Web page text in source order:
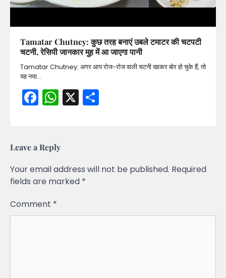
Tamatar Chutney: कुछ तरह बनाएं उबले टमाटर की चटपटी
चटनी, रेसिपी जानकार मुह में आ जाएगा पानी
Tamatar Chutney: अगर आप रोज-रोज वाली चटनी खाकर बोर हो चुके हैं, तो
यह नया…
Facebook
WhatsApp
X
Leave a Reply
Your email address will not be published. Required
fields are marked *
Comment *